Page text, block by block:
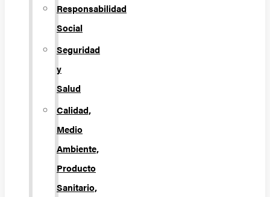
Responsabilidad
Social
Seguridad
y
Salud
Calidad,
Medio
Ambiente,
Producto
Sanitario,